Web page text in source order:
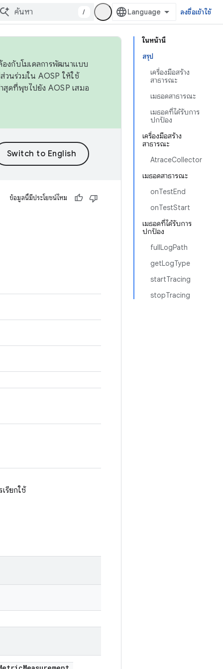
/ ลงชื่อเข้าใช้
ในหน้านี้
สรุป
เครื่องมือสร้าง
สาธารณะ
เมธอดสาธารณะ
เมธอดที่ได้รับการ
ปกป้อง
เครื่องมือสร้าง
สาธารณะ
AtraceCollector
เมธอดสาธารณะ
onTestEnd
onTestStart
เมธอดที่ได้รับการ
ปกป้อง
fullLogPath
getLogType
startTracing
stopTracing
องกับโมเดลการพัฒนาแบบ
วนร่วมใน AOSP ให้ใช้
สุดที่พุชไปยัง AOSP เสมอ
ข้อมูลนี้มีประโยชน์ไหม
รียกใช้